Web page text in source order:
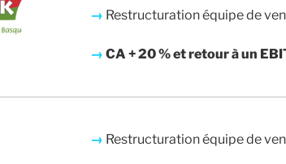
→ Restructuration équipe de
→ CA + 20 % et retour à un
→ Restructuration équipe de